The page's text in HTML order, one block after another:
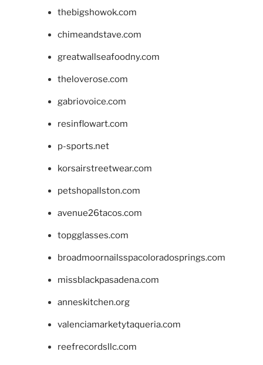
thebigshowok.com
chimeandstave.com
greatwallseafoodny.com
theloverose.com
gabriovoice.com
resinflowart.com
p-sports.net
korsairstreetwear.com
petshopallston.com
avenue26tacos.com
topgglasses.com
broadmoornailsspacoloradosprings.com
missblackpasadena.com
anneskitchen.org
valenciamarketytaqueria.com
reefrecordsllc.com